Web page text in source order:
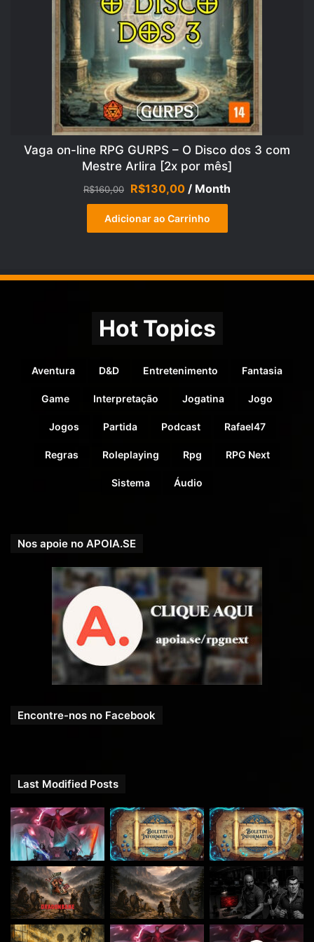
Vaga on-line RPG GURPS – O Disco dos 3 com
Mestre Arlira [2x por mês]
R$160,00
O
preço
original
era:
R$130,00O
preço
atual
é:
/ Month
Adicionar ao Carrinho
Hot Topics
Aventura D&D Entretenimento Fantasia
Game Interpretação Jogatina Jogo
Jogos Partida Podcast Rafael47
Regras Roleplaying Rpg RPG Next
Sistema Áudio
Nos apoie no APOIA.SE
Encontre-nos no Facebook
Last Modified Posts